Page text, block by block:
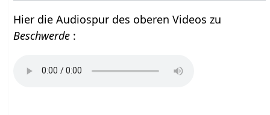
Hier die Audiospur des oberen Videos zu
Beschwerde :